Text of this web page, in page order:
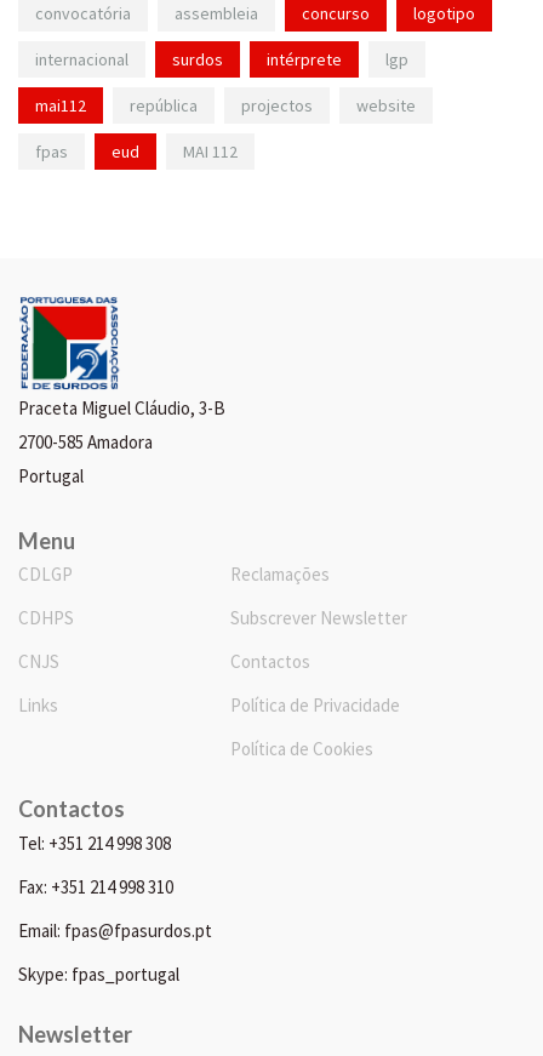
convocatória assembleia concurso logotipo
internacional surdos intérprete lgp
mai112 república projectos website
fpas eud MAI 112
Praceta Miguel Cláudio, 3-B
2700-585 Amadora
Portugal
Menu
CDLGP
CDHPS
CNJS
Links
Reclamações
Subscrever Newsletter
Contactos
Política de Privacidade
Política de Cookies
Contactos
Tel: +351 214 998 308
Fax: +351 214 998 310
Email: fpas@fpasurdos.pt
Skype: fpas_portugal
Newsletter